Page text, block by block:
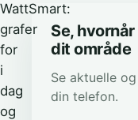
WattSmart:
grafer
for
i
dag
og
Se,
dit område
Se aktuelle
din telefon.